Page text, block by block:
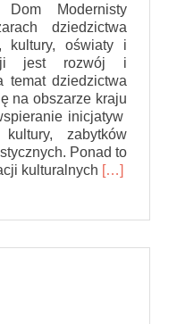
Modernisty
dziedzictwa
kultury, oświaty i
jest rozwój i
temat dziedzictwa
na obszarze kraju
inicjatyw
zabytków
Ponad to
kulturalnych Read
Nasze
[…]